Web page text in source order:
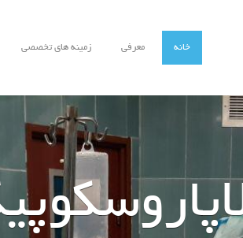
خانه معرفی زمینه های تخصصی